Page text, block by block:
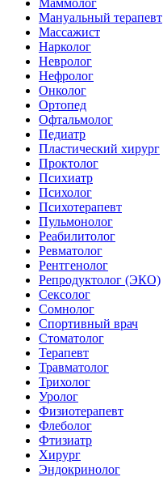
Маммолог
Мануальный терапевт
Массажист
Нарколог
Невролог
Нефролог
Онколог
Ортопед
Офтальмолог
Педиатр
Пластический хирург
Проктолог
Психиатр
Психолог
Психотерапевт
Пульмонолог
Реабилитолог
Ревматолог
Рентгенолог
Репродуктолог (ЭКО)
Сексолог
Сомнолог
Спортивный врач
Стоматолог
Терапевт
Травматолог
Трихолог
Уролог
Физиотерапевт
Флеболог
Фтизиатр
Хирург
Эндокринолог